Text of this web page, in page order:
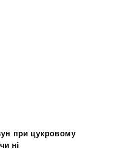
при цукровому
ні